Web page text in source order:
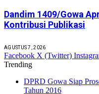
Dandim 1409/Gowa
Kontribusi Publikasi
AGUSTUS 7, 2026
Facebook X (Twitter)
Trending
DPRD Gowa Siap
Tahun 2016